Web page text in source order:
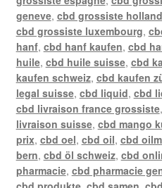
geneve, cbd grossiste
cbd grossiste luxembourg,
hanf, cbd hanf kaufen, cbd
huile, cbd huile suisse, cbd
kaufen schweiz, cbd kaufen
legal suisse, cbd liquid, cbd
cbd livraison france grossiste,
livraison suisse, cbd mango
prix, cbd oel, cbd oil, cbd
bern, cbd öl schweiz, cbd
pharmacie, cbd pharmacie